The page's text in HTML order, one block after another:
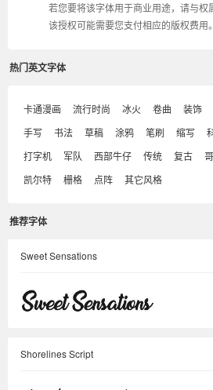
若您要将该字体用于商业用途，请与权
该授权可能需要您支付相应的版权费用。
热门英文字体
卡通漫画 流行时尚 冰火 卷曲 装饰
手写
书法 草稿 涂鸦 笔刷 缩写
打字机
军队 西部牛仔 传统 复古
凯尔特
栅格 点阵 其它风格
推荐字体
Sweet Sensations
Shorelines Script